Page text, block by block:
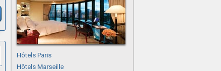
Hôtels Paris
Hôtels Marseille